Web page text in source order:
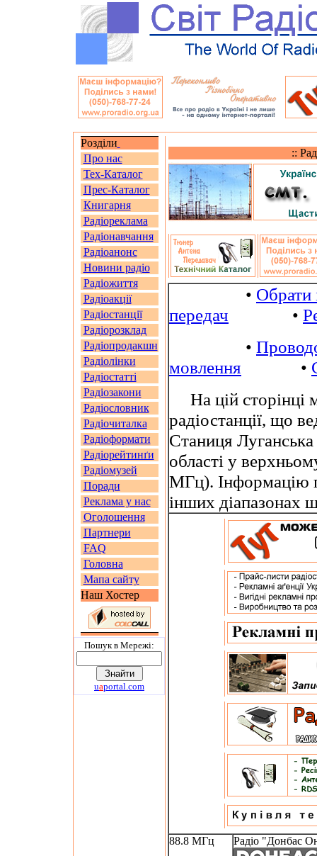
Розділи
Про нас
Тех-Каталог
Прес-Каталог
Книгарня
Радіореклама
Радіонавчання
Радіоанонс
Новини радіо
Радіожиття
Радіоакції
Радіостанції
Радіорозклад
Радіопродакшн
Радіолінки
Радіостатті
Радіозакони
Радіословник
Радіочиталка
Радіоформати
Радіорейтинґи
Радіомузей
Поради
Реклама у нас
Оголошення
Партнери
FAQ
Головна
Мапа сайту
Наш Хостер
Пошук в Мережi:
uaportal.com
::
• Обрати
передач •
•
мовлення •
На цій сторінці
радіостанції, що
Станиця
області у
МГц). Інформацію
інших діапазонах
88.8 МГц
Радіо "Донбас